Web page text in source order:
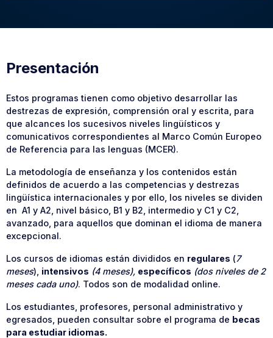
Presentación
Estos programas tienen como objetivo desarrollar las
destrezas de expresión, comprensión oral y escrita, para
que alcances los sucesivos niveles lingüísticos y
comunicativos correspondientes al Marco Común Europeo
de Referencia para las lenguas (MCER).
La metodología de enseñanza y los contenidos están
definidos de acuerdo a las competencias y destrezas
lingüística internacionales y por ello, los niveles se dividen
en A1 y A2, nivel básico, B1 y B2, intermedio y C1 y C2,
avanzado, para aquellos que dominan el idioma de manera
excepcional.
Los cursos de idiomas están divididos en regulares (7
meses), intensivos (4 meses), específicos (dos niveles de 2
meses cada uno). Todos son de modalidad online.
Los estudiantes, profesores, personal administrativo y
egresados, pueden consultar sobre el programa de becas
para estudiar idiomas.